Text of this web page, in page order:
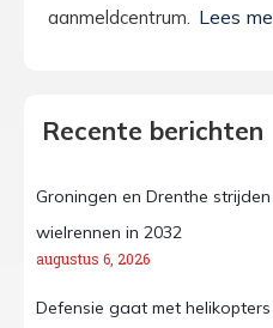
aanmeldcentrum.
Recente berichten
Groningen en Drenthe
wielrennen in 2032
augustus 6, 2026
Defensie gaat met